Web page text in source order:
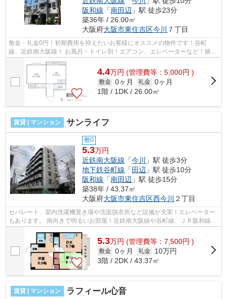
阪和線 「南田辺 」駅 徒歩23分
築36年 / 26.00㎡
大阪府大阪市東住吉区今川 ７丁目
敷金・礼金0円！初期費用を抑えたいお客様にオススメの物件です！谷町
線、近鉄南大阪線！ お風呂・トイレ別！エアコン、エレベーターなど！嬉し
い設備が充実です！ ■□■□■□■□■□■□■□■□...
4.4万円 (管理費等：5,000円 )
敷金 0ヶ月 礼金 0ヶ月
1階 / 1DK / 26.00㎡
賃貸 | マンション サンライフ
敷0
5.3万円
近鉄南大阪線 「今川 」駅 徒歩3分
地下鉄谷町線 「田辺 」駅 徒歩10分
阪和線 「南田辺 」駅 徒歩15分
築38年 / 43.37㎡
大阪府大阪市東住吉区西今川 ２丁目
セパレート、室内洗濯機置き場や洗面脱衣所など設備が充実！エレベーター
もあります。 南向きで明るいお部屋！近鉄南大阪線や谷町線、ＪＲ阪和線が
利用可能！スーパーも近くにありま...
5.3万円 (管理費等：7,500円 )
敷金 0ヶ月 礼金
10万円
3階 / 2DK / 43.37㎡
賃貸 | マンション ラフィール心音